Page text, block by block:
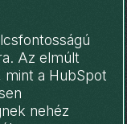
Az elmúlt
a HubSpot
nehéz